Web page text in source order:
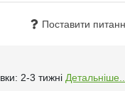
Поставити
2-3 тижні Детальніше...